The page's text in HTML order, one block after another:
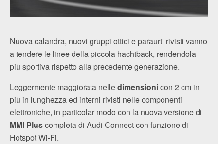
Nuova calandra, nuovi gruppi ottici e paraurti rivisti vanno
a tendere le linee della piccola hachtback, rendendola
più sportiva rispetto alla precedente generazione.
Leggermente maggiorata nelledimensionicon 2 cm in
più in lunghezza ed interni rivisti nelle componenti
elettroniche, in particolar modo con la nuova versione di
MMI Pluscompleta di Audi Connect con funzione di
Hotspot Wi-Fi.